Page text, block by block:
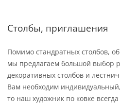
Столбы, приглашения
Помимо стандратных столбов,
мы предлагаем большой выбор
декоративных столбов и
Вам необходим
то наш художник по ковке